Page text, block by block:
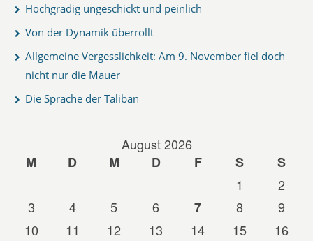
Hochgradig ungeschickt und peinlich
Von der Dynamik überrollt
Allgemeine Vergesslichkeit: Am 9. November fiel doch
nicht nur die Mauer
Die Sprache der Taliban
August 2026
M
D M D F S
S
1
2
3
4 5 6 7 8
9
10
11 12 13 14 15
16